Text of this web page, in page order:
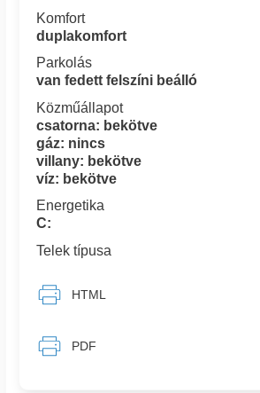
Komfort
duplakomfort
Parkolás
van fedett felszíni beálló
Közműállapot
csatorna: bekötve
gáz: nincs
villany: bekötve
víz: bekötve
Energetika
C:
Telek típusa
HTML
PDF